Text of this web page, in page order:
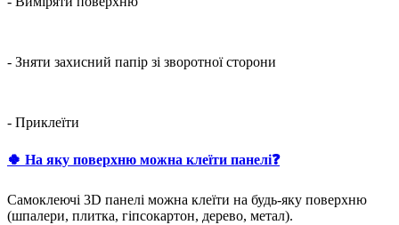
- Зняти захисний папір зі зворотної сторони
- Приклеїти
🍀 На яку поверхню можна клеїти панелі❓
Самоклеючі 3D панелі можна клеїти на будь-яку поверхню
(шпалери, плитка, гіпсокартон, дерево, метал).